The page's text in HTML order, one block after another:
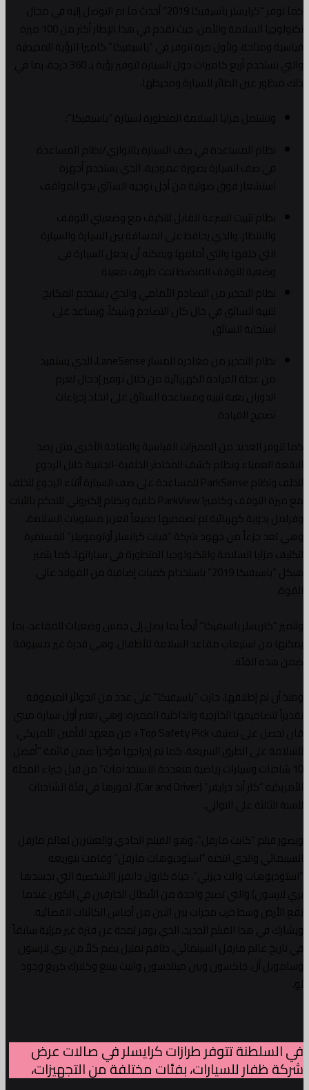
كما توفر “كرايسلر باسيفيكا 2019” أحدث ما تم التوصل إليه في مجال
تكنولوجيا السلامة والأمن، حيث تقدم في هذا الإطار أكثر من 100 ميزة
قياسية ومتاحة. ولأول مرة تتوفر في “باسيفيكا” كاميرا الرؤية المحيطية
والتي تستخدم أربع كاميرات حول السيارة لتوفير رؤية بـ 360 درجة، بما في
ذلك منظور عين الطائر للسيارة ومحيطها.
وتشتمل مزايا السلامة المتطورة لسيارة “باسيفيكا”:
نظام المساعدة في صف السيارة بالتوازي/نظام المساعدة
في صف السيارة بصورة عمودية، الذي يستخدم أجهزة
استشعار فوق صوتية من أجل توجيه السائق نحو المواقف
نظام تثبيت السرعة القابل للتكيف مع وضعيتي التوقف
والانتظار، والذي يحافظ على المسافة بين السيارة والسيارة
التي خلفها والتي أمامها ويمكنه أن يجعل السيارة في
وضعية التوقف المنضبط تحت ظروف معينة
نظام التحذير من التصادم الأمامي والذي يستخدم المكابح
لتنبيه السائق في حال كان التصادم وشيكاً، ويساعد على
استجابة السائق
نظام التحذير من مغادرة المسار LaneSense، الذي يستفيد
من عجلة القيادة الكهربائية من خلال توفير إدخال لعزم
الدوران بغية تنبيه ومساعدة السائق على اتخاذ إجراءات
تصحيح القيادة
كما تتوفر العديد من المميزات القياسية والمتاحة الأخرى مثل رصد
البقعة العمياء ونظام كشف المخاطر الخلفية-الجانبية خلال الرجوع
للخلف ونظام ParkSense للمساعدة على صف السيارة أثناء الرجوع للخلف
مع ميزة التوقف وكاميرا ParkView خلفية ونظام إلكتروني للتحكم بالثبات
وفرامل يدوية كهربائية تم تصمميها جميعاً لتعزيز مستويات السلامة،
وهي تعد جزءاً من جهود شركة “فيات كرايسلر أوتوموبيلز” المستمرة
لتكثيف مزايا السلامة والتكنولوجيا المتطورة في سياراتها، كما يتميز
هيكل “باسيفيكا 2019” باستخدام كميات إضافية من الفولاذ عالي
القوة.
وتتميز “كاريسلر باسيفيكا” أيضاً بما يصل إلى خمس وضعيات للمقاعد، بما
يمكنها من استيعاب مقاعد السلامة للأطفال، وهي قدرة غير مسبوقة
ضمن هذه الفئة.
ومنذ أن تم إطلاقها، حازت “باسيفيكا” على عدد من الجوائز المرموقة
تقديراً لتصاميمها الخارجية والداخلية المميزة، وهي تعتبر أول سيارة ميني
فان تحصل على تصنيف Top Safety Pick+ من معهد التأمين الأمريكي
للسلامة على الطرق السريعة، كما تم إدراجها مؤخراَ ضمن قائمة “أفضل
10 شاحنات وسيارات رياضية متعددة الاستخدامات” من قبل خبراء المجلة
الأمريكية “كار أند درايفر” (Car and Driver)، لفوزها في فئة الشاحنات
للسنة الثالثة على التوالي.
ويصور فيلم “كابت مارفل”، وهو الفيلم الحادي والعشرين لعالم مارفل
السينمائي والذي انتجته “استوديوهات مارفل” وقامت بتوزيعه
“استوديوهات والت ديزني”، حياة كارول دانفرز (الشخصية التي تجسدها
بري لارسون) والتي تصبح واحدة من الأبطال الخارقين في الكون عندما
تقع الأرض وسط حرب مجرات بين اثنين من أجناس الكائنات الفضائية.
ويشارك في هذا الفيلم الجديد، الذي يوفر لمحة عن فترة غير مرئية سابقاً
في تاريخ عالم مارفل السينمائي، طاقم تمثيل يضم كلاً من بري لارسون
وسامويل أل. جاكسون وبين مينلدسون وآنيت بيننغ وكلارك كريغ وجود
لو.
في السلطنة تتوفر طرازات كرايسلر في صالات عرض
شركة ظفار للسيارات، بفئات مختلفة من التجهيزات،